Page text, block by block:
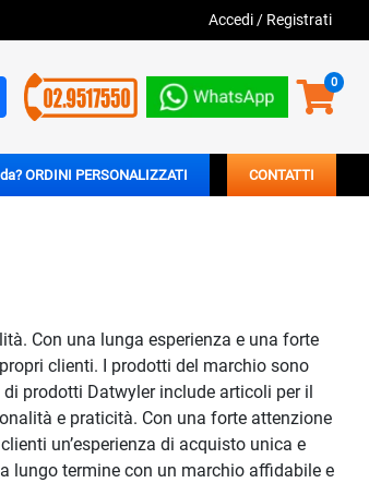
Accedi / Registrati
0
Sei un'azienda? ORDINI PERSONALIZZATI CONTATTI
Con una lunga esperienza e una forte
clienti. I prodotti del marchio sono
prodotti Datwyler include articoli per il
e praticità. Con una forte attenzione
un’esperienza di acquisto unica e
lungo termine con un marchio affidabile e